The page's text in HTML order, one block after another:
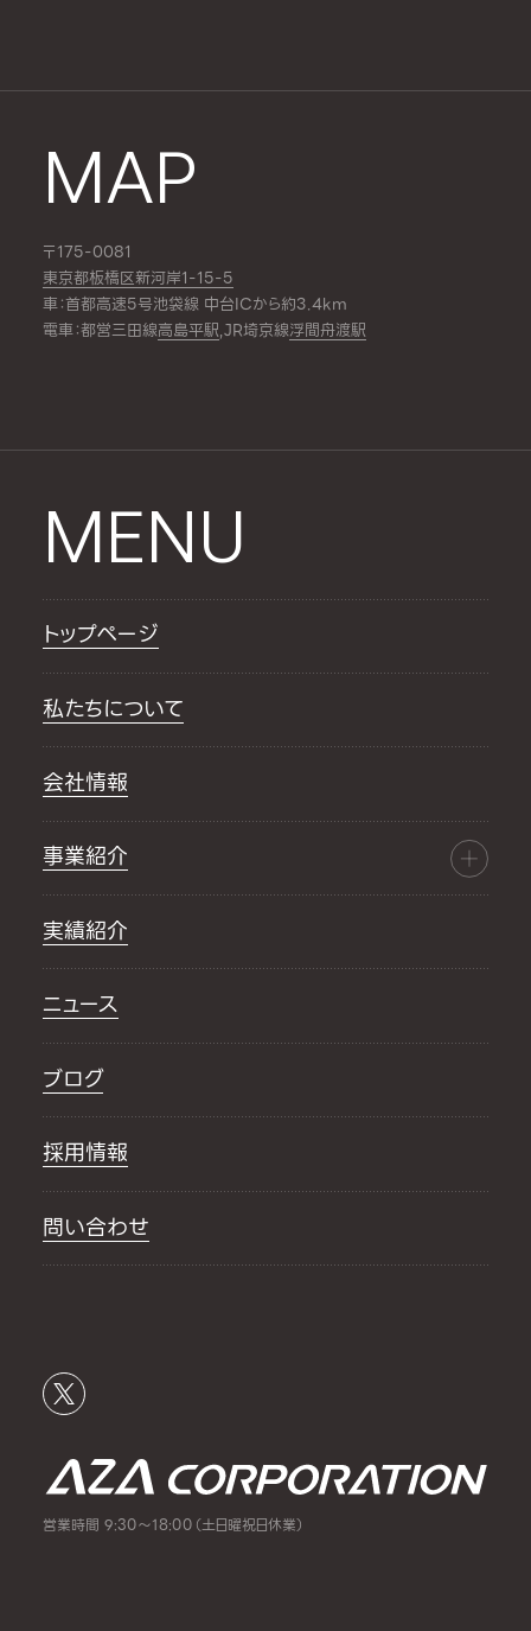
MAP
〒175-0081
東京都板橋区新河岸1-15-5
車：首都高速5号池袋線 中台ICから約3.4km
電車：都営三田線高島平駅,JR埼京線浮間舟渡駅
MENU
トップページ
私たちについて
会社情報
事業紹介
実績紹介
ニュース
ブログ
採用情報
問い合わせ
営業時間 9:30～18:00（土日曜祝日休業）